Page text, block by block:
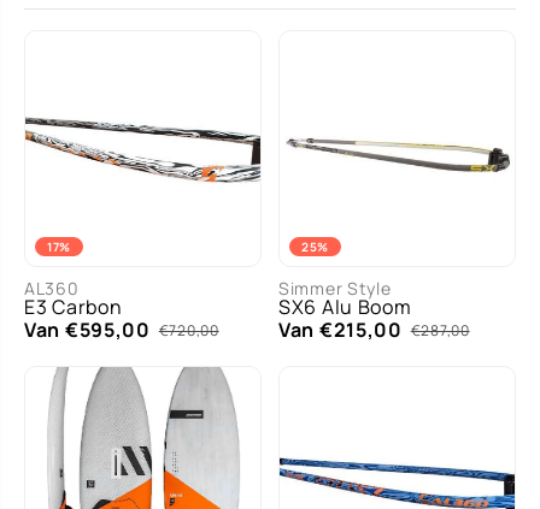
17%
AL360
E3 Carbon
Van €595,00 €720,00
25%
Simmer Style
SX6 Alu Boom
Van €215,00 €287,00